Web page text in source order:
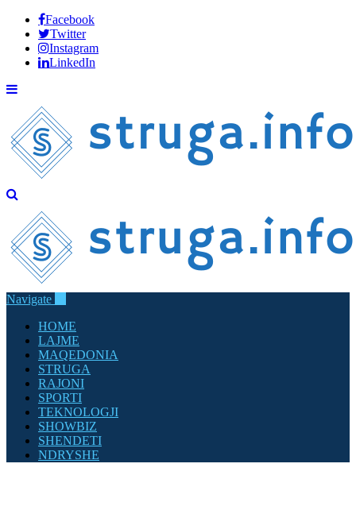
Facebook
Twitter
Instagram
LinkedIn
Navigate
HOME
LAJME
MAQEDONIA
STRUGA
RAJONI
SPORTI
TEKNOLOGJI
SHOWBIZ
SHENDETI
NDRYSHE